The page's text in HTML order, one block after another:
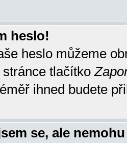
heslo!
heslo můžeme
stránce tlačítko
ihned budete
se, ale